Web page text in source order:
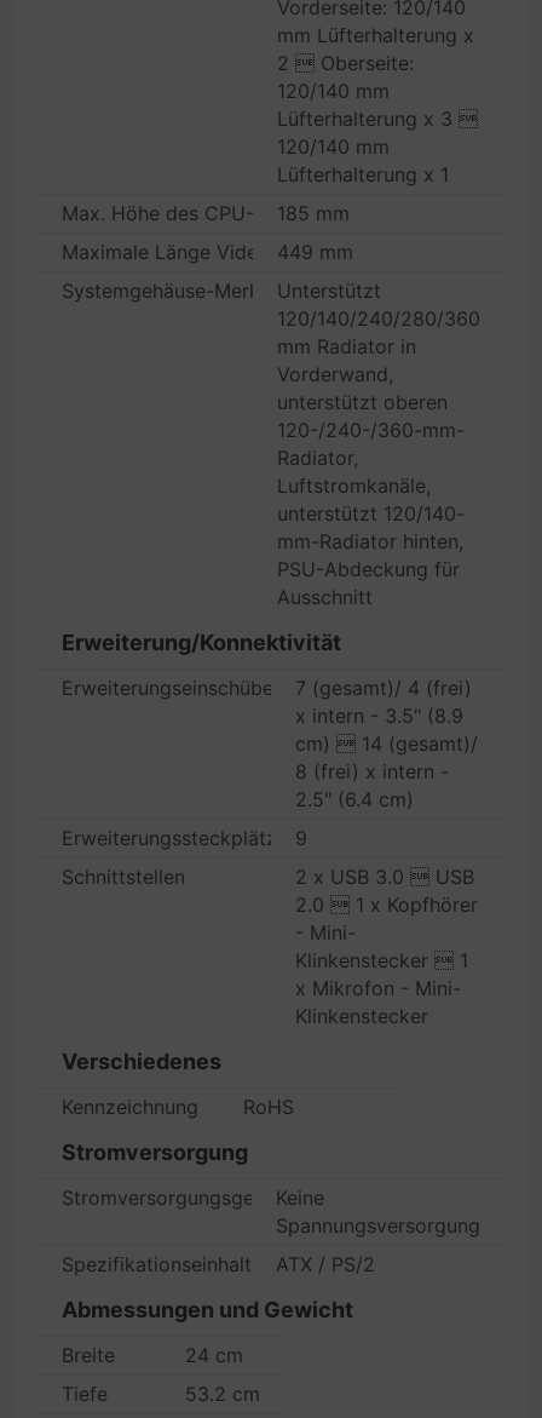
Vorderseite: 120/140
mm Lüfterhalterung x
2  Oberseite:
120/140 mm
Lüfterhalterung x 3 
120/140 mm
Lüfterhalterung x 1
Max. Höhe des CPU-Kühlers
185 mm
Maximale Länge Videokarte449 mm
Systemgehäuse-MerkmaleUnterstützt
120/140/240/280/360
mm Radiator in
Vorderwand,
unterstützt oberen
120-/240-/360-mm-
Radiator,
Luftstromkanäle,
unterstützt 120/140-
mm-Radiator hinten,
PSU-Abdeckung für
Ausschnitt
Erweiterung/Konnektivität
Erweiterungseinschübe
7 (gesamt)/ 4 (frei)
x intern - 3.5" (8.9
cm)  14 (gesamt)/
8 (frei) x intern -
2.5" (6.4 cm)
Erweiterungssteckplätze
9
Schnittstellen
2 x USB 3.0  USB
2.0  1 x Kopfhörer
- Mini-
Klinkenstecker  1
x Mikrofon - Mini-
Klinkenstecker
Verschiedenes
Kennzeichnung RoHS
Stromversorgung
StromversorgungsgerätKeine
Spannungsversorgung
SpezifikationseinhaltungATX / PS/2
Abmessungen und Gewicht
Breite
24 cm
Tiefe
53.2 cm